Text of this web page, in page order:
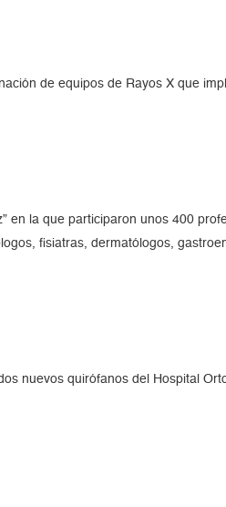
de equipos de Rayos X que
en la que participaron unos 400
fisiatras, dermatólogos,
nuevos quirófanos del Hospital